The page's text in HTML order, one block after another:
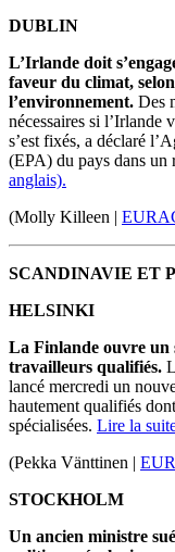
DUBLIN
L’Irlande doit
faveur du climat,
l’environnement. Des
nécessaires si l’Irlande
s’est fixés, a déclaré
(EPA) du pays dans un
anglais).
(Molly Killeen |
SCANDINAVIE ET
HELSINKI
La Finlande ouvre un
travailleurs qualifiés.
lancé mercredi un
hautement qualifiés
spécialisées. Lire la
(Pekka Vänttinen |
STOCKHOLM
Un ancien ministre